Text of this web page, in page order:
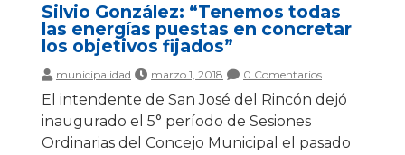
Silvio González: “Tenemos todas
las energías puestas en concretar
los objetivos fijados”
municipalidad marzo 1, 2018 0 Comentarios
El intendente de San José del Rincón dejó
inaugurado el 5° período de Sesiones
Ordinarias del Concejo Municipal el pasado